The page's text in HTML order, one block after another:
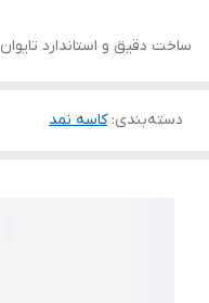
ساخت دقیق و استاندارد تایوان
دسته‌بندی:کاسه نمد